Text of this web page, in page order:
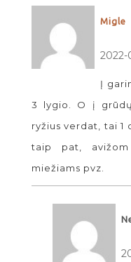
Migle
2022-
Į
3 lygio. O į
ryžius verdat, tai 1
taip pat,
miežiams pvz.